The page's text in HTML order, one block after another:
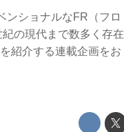
ンショナルなFR（フロ
の現代まで数多く存在
紹介する連載企画をお